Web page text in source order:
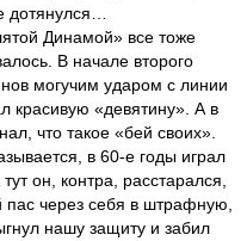
дотянулся…
Динамой» все тоже
В начале второго
могучим ударом с линии
красивую «девятину». А в
что такое «бей своих».
в 60-е годы играл
он, контра, расстарался,
пас через себя в штрафную,
нашу защиту и забил